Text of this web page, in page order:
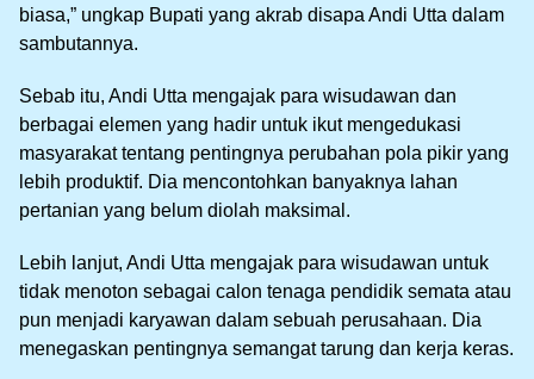
biasa,” ungkap Bupati yang akrab disapa Andi Utta dalam
sambutannya.
Sebab itu, Andi Utta mengajak para wisudawan dan
berbagai elemen yang hadir untuk ikut mengedukasi
masyarakat tentang pentingnya perubahan pola pikir yang
lebih produktif. Dia mencontohkan banyaknya lahan
pertanian yang belum diolah maksimal.
Lebih lanjut, Andi Utta mengajak para wisudawan untuk
tidak menoton sebagai calon tenaga pendidik semata atau
pun menjadi karyawan dalam sebuah perusahaan. Dia
menegaskan pentingnya semangat tarung dan kerja keras.